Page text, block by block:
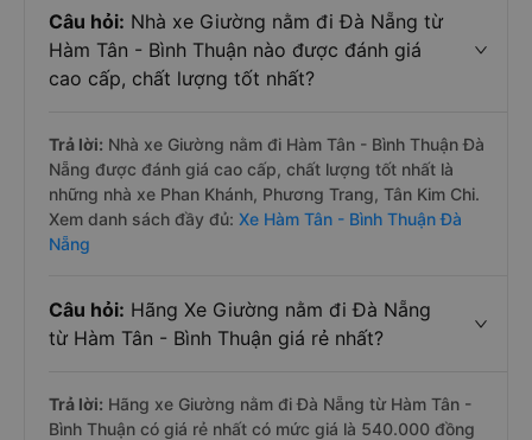
Câu hỏi: Nhà xe Giường nằm đi Đà Nẵng từ
Hàm Tân - Bình Thuận nào được đánh giá
cao cấp, chất lượng tốt nhất?
Trả lời: Nhà xe Giường nằm đi Hàm Tân - Bình Thuận Đà
Nẵng được đánh giá cao cấp, chất lượng tốt nhất là
những nhà xe Phan Khánh, Phương Trang, Tân Kim Chi.
Xem danh sách đầy đủ: Xe Hàm Tân - Bình Thuận Đà
Nẵng
Câu hỏi: Hãng Xe Giường nằm đi Đà Nẵng
từ Hàm Tân - Bình Thuận giá rẻ nhất?
Trả lời: Hãng xe Giường nằm đi Đà Nẵng từ Hàm Tân -
Bình Thuận có giá rẻ nhất có mức giá là 540.000 đồng